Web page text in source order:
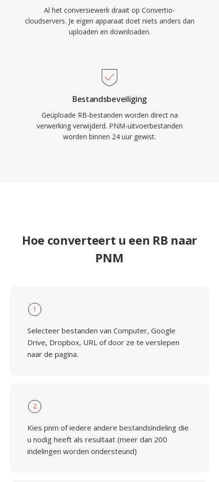
Al het conversiewerk draait op Convertio-
cloudservers. Je eigen apparaat doet niets anders dan
uploaden en downloaden.
Bestandsbeveiliging
Geüploade RB-bestanden worden direct na
verwerking verwijderd. PNM-uitvoerbestanden
worden binnen 24 uur gewist.
Hoe converteert u een RB naar
PNM
1
Selecteer bestanden van Computer, Google
Drive, Dropbox, URL of door ze te verslepen
naar de pagina.
2
Kies pnm of iedere andere bestandsindeling die
u nodig heeft als resultaat (meer dan 200
indelingen worden ondersteund)